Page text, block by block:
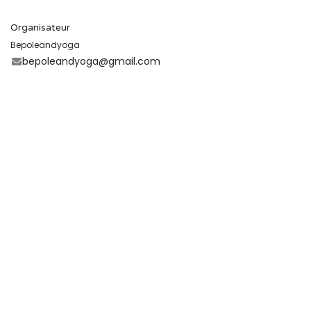
Organisateur
Bepoleandyoga
bepoleandyoga@gmail.com